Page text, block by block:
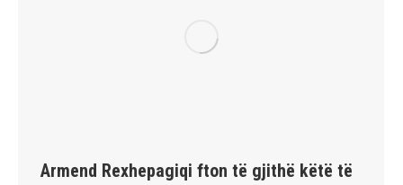
Armend Rexhepagiqi fton të gjithë këtë të